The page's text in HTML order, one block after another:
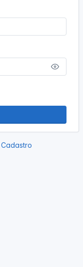
Cadastro